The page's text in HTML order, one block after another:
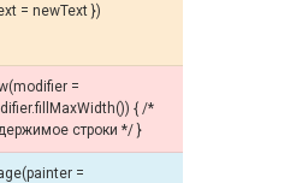
= newText })
=
{ /*
строки */ }
=